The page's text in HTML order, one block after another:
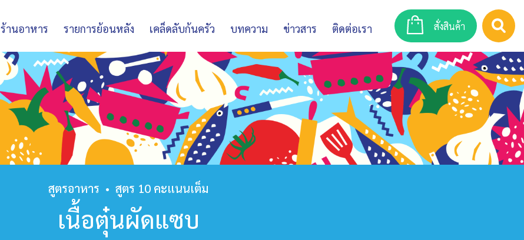
ร้านอาหาร รายการย้อนหลัง เคล็ดลับก้นครัว บทความ ข่าวสาร ติดต่อเรา สั่งสินค้า
สูตรอาหาร • สูตร 10 คะแนนเต็ม
เนื้อตุ๋นผัดแซบ